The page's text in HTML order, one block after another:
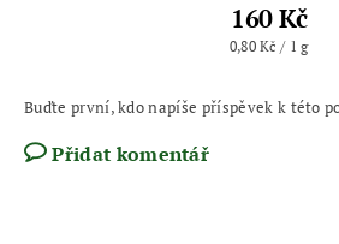
160 Kč
0,80 Kč / 1 g
Buďte první, kdo napíše příspěvek k této
Přidat komentář